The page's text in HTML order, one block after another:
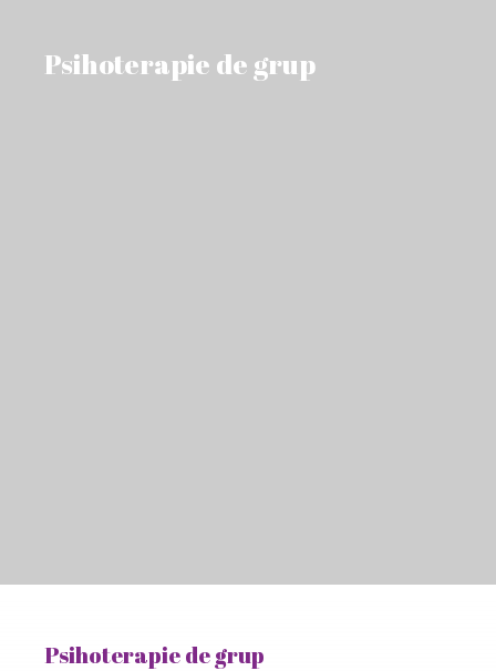
Psihoterapie de grup
Psihoterapie de grup